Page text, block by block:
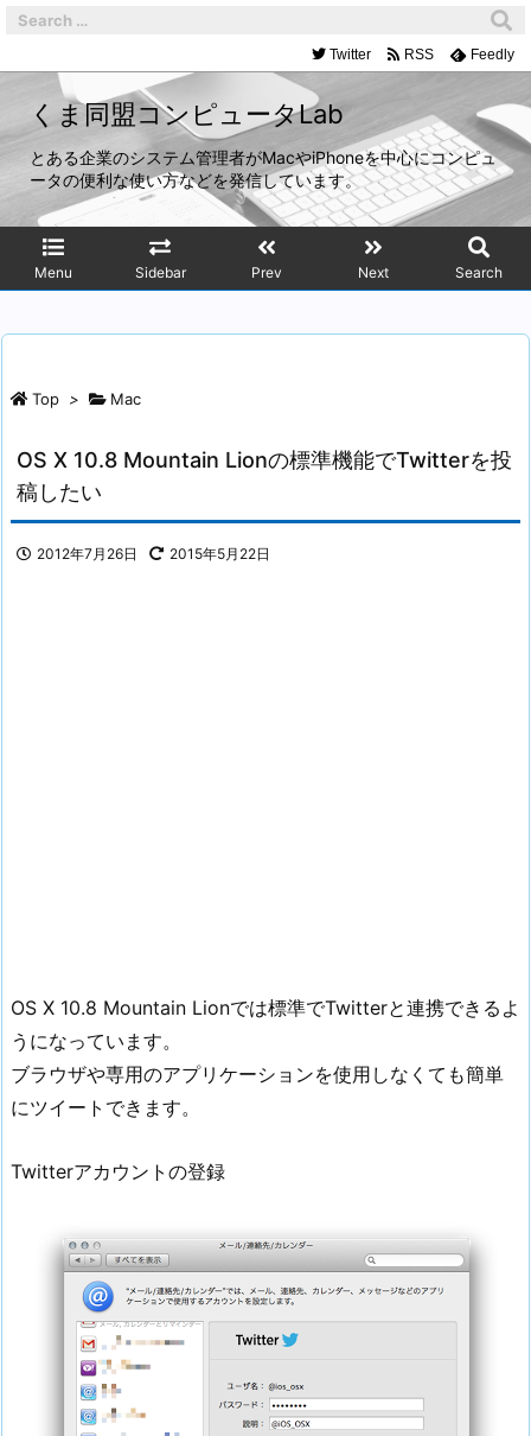
くま同盟コンピュータLab
とある企業のシステム管理者がMacやiPhoneを中心にコンピュ
ータの便利な使い方などを発信しています。
Menu Sidebar Prev Next Search
Twitter RSS Feedly
Top > Mac
OS X 10.8 Mountain Lionの標準機能でTwitterを投
稿したい
2012年7月26日 2015年5月22日
OS X 10.8 Mountain Lionでは標準でTwitterと連携できるよ
うになっています。
ブラウザや専用のアプリケーションを使用しなくても簡単
にツイートできます。
Twitterアカウントの登録